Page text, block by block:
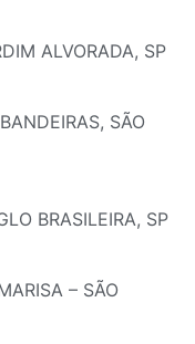
ALVORADA, SP
SÃO
BRASILEIRA, SP
– SÃO